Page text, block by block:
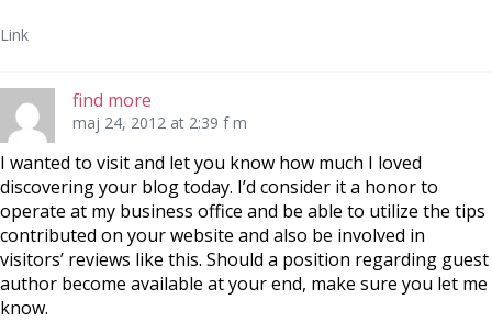
Link
find more
maj 24, 2012 at 2:39 f m
I wanted to visit and let you know how much I loved
discovering your blog today. I’d consider it a honor to
operate at my business office and be able to utilize the tips
contributed on your website and also be involved in
visitors’ reviews like this. Should a position regarding guest
author become available at your end, make sure you let me
know.